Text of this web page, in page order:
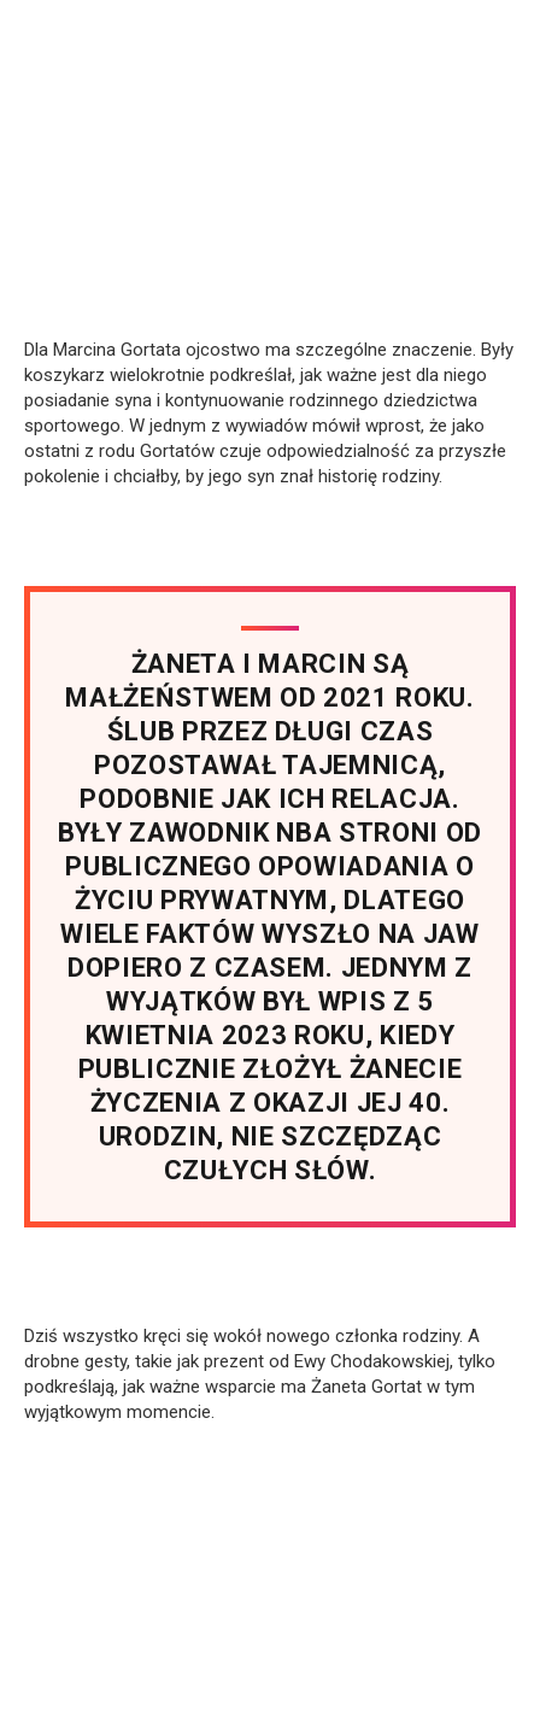
Dla Marcina Gortata ojcostwo ma szczególne znaczenie. Były
koszykarz wielokrotnie podkreślał, jak ważne jest dla niego
posiadanie syna i kontynuowanie rodzinnego dziedzictwa
sportowego. W jednym z wywiadów mówił wprost, że jako
ostatni z rodu Gortatów czuje odpowiedzialność za przyszłe
pokolenie i chciałby, by jego syn znał historię rodziny.
ŻANETA I MARCIN SĄ
MAŁŻEŃSTWEM OD 2021 ROKU.
ŚLUB PRZEZ DŁUGI CZAS
POZOSTAWAŁ TAJEMNICĄ,
PODOBNIE JAK ICH RELACJA.
BYŁY ZAWODNIK NBA STRONI OD
PUBLICZNEGO OPOWIADANIA O
ŻYCIU PRYWATNYM, DLATEGO
WIELE FAKTÓW WYSZŁO NA JAW
DOPIERO Z CZASEM. JEDNYM Z
WYJĄTKÓW BYŁ WPIS Z 5
KWIETNIA 2023 ROKU, KIEDY
PUBLICZNIE ZŁOŻYŁ ŻANECIE
ŻYCZENIA Z OKAZJI JEJ 40.
URODZIN, NIE SZCZĘDZĄC
CZUŁYCH SŁÓW.
Dziś wszystko kręci się wokół nowego członka rodziny. A
drobne gesty, takie jak prezent od Ewy Chodakowskiej, tylko
podkreślają, jak ważne wsparcie ma Żaneta Gortat w tym
wyjątkowym momencie.